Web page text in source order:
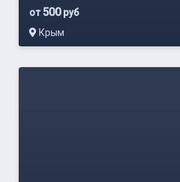
от500руб
Крым